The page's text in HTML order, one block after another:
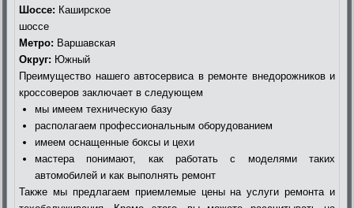
Шоссе: Каширское
шоссе
Метро: Варшавская
Округ: Южный
Преимущество нашего автосервиса в ремонте внедорожников и
кроссоверов заключает в следующем
мы имеем техническую базу
располагаем профессиональным оборудованием
имеем оснащенные боксы и цехи
мастера понимают, как работать с моделями таких
автомобилей и как выполнять ремонт
Также мы предлагаем приемлемые цены на услуги ремонта и